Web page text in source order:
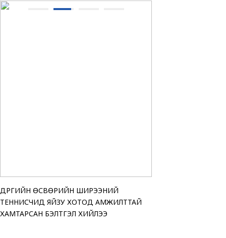
ДҮҮРГИЙН ӨСВӨРИЙН ШИРЭЭНИЙ
ТЕННИСЧИД ЯЙЗУ ХОТОД АМЖИЛТТАЙ
ХАМТАРСАН БЭЛТГЭЛ ХИЙЛЭЭ